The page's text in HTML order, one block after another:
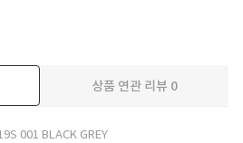
상품 연관 리뷰 0
001 BLACK GREY